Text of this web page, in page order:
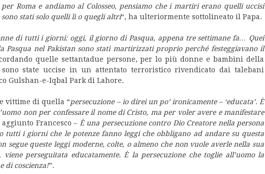
Roma e andiamo al Colosseo, pensiamo che i martiri erano quelli uccisi
stati solo quelli lì o quegli altri“, ha ulteriormente sottolineato il Papa.
di tutti i giorni: oggi, il giorno di Pasqua, appena tre settimane fa… Quei
Pasqua nel Pakistan sono stati martirizzati proprio perché festeggiavano il
quelle settantadue persone, per lo più donne e bambini della
state uccise in un attentato terroristico rivendicato dai talebani
Gulshan-e-Iqbal Park di Lahore.
vittime di quella “persecuzione – io direi un po’ ironicamente – ‘educata’. È
non per confessare il nome di Cristo, ma per voler avere e manifestare
aggiunto Francesco – È una persecuzione contro Dio Creatore nella persona
tutti i giorni che le potenze fanno leggi che obbligano ad andare su questa
segue queste leggi moderne, colte, o almeno che non vuole averle nella sua
viene perseguitata educatamente. È la persecuzione che toglie all’uomo la
di coscienza!”.